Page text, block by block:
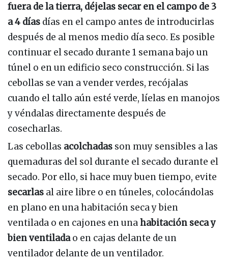
fuera de la tierra, déjelas secar en el campo de 3
a 4 días días en el campo antes de introducirlas
después de al menos medio día seco. Es posible
continuar el secado durante 1 semana bajo un
túnel o en un edificio seco construcción. Si las
cebollas se van a vender verdes, recójalas
cuando el tallo aún esté verde, líelas en manojos
y véndalas directamente después de
cosecharlas.
Las cebollas acolchadas son muy sensibles a las
quemaduras del sol durante el secado durante el
secado. Por ello, si hace muy buen tiempo, evite
secarlas al aire libre o en túneles, colocándolas
en plano en una habitación seca y bien
ventilada o en cajones en unahabitación seca y
bien ventiladao en cajas delante de un
ventilador delante de un ventilador.